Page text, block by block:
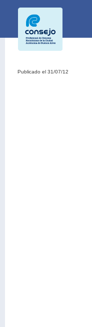
Publicado el 31/07/12